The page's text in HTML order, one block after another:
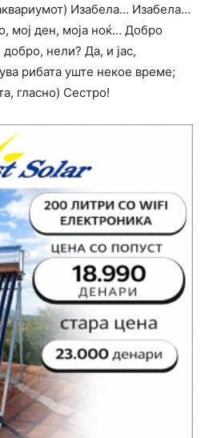
Изабела… Изабела…
мој ден, моја ноќ… Добро
нели? Да, и јас,
рибата уште некое време;
гласно) Сестро!